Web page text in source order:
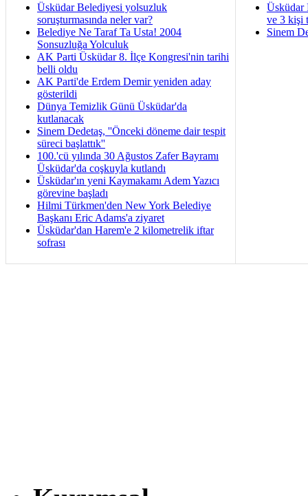
Üsküdar Belediyesi yolsuzluk
soruşturmasında neler var?
Belediye Ne Taraf Ta Usta! 2004
Sonsuzluğa Yolculuk
AK Parti Üsküdar 8. İlçe Kongresi'nin tarihi
belli oldu
AK Parti'de Erdem Demir yeniden aday
gösterildi
Dünya Temizlik Günü Üsküdar'da
kutlanacak
Sinem Dedetaş, ''Önceki döneme dair tespit
süreci başlattık''
100.'cü yılında 30 Ağustos Zafer Bayramı
Üsküdar'da coşkuyla kutlandı
Üsküdar'ın yeni Kaymakamı Adem Yazıcı
görevine başladı
Hilmi Türkmen'den New York Belediye
Başkanı Eric Adams'a ziyaret
Üsküdar'dan Harem'e 2 kilometrelik iftar
sofrası
Üsküdar
ve 3 kişi
Sinem